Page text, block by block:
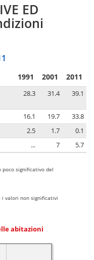
ED
1991 2001 2011
28.3 31.4 39.1
16.1 19.7
33.8
2.5 1.7
0.1
... 7 5.7
significativo del
i valori non significativi
abitazioni